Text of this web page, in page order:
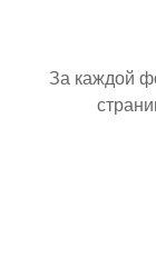
За каждой